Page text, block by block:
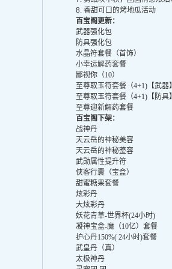
8. 香甜可口的烤地瓜活动
百宝阁更新：
武器强化包
防具强化包
水晶符套餐（首饰）
小幸运解药套餐
鄙视你（10）
至尊取玉符套餐（4+1)【武器
至尊取玉符套餐（4+1)【防具
至尊迎新解药套餐
百宝阁下架：
战神丹
天云岳的神秘美容
天云岳的神秘整容
武勋属性提升符
侠客行囊（宝盒）
甜蜜糖果套餐
炫彩丹
大炫彩丹
妖花青草-世界杯(24小时)
凝神宝盒-魔（10亿）套餐
护心丹150%( 24小时)套餐
武皇丹（真）
太极神丹